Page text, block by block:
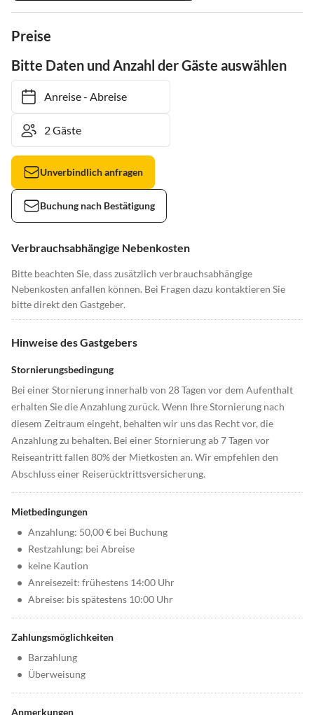
Preise
Bitte Daten und Anzahl der Gäste auswählen
Anreise- Abreise
Unverbindlich anfragen
Buchung nach Bestätigung
Verbrauchsabhängige Nebenkosten
Bitte beachten Sie, dass zusätzlich verbrauchsabhängige
Nebenkosten anfallen können. Bei Fragen dazu kontaktieren Sie
bitte direkt den Gastgeber.
Hinweise des Gastgebers
Stornierungsbedingung
Bei einer Stornierung innerhalb von 28 Tagen vor dem Aufenthalt
erhalten Sie die Anzahlung zurück. Wenn Ihre Stornierung nach
diesem Zeitraum eingeht, behalten wir uns das Recht vor, die
Anzahlung zu behalten. Bei einer Stornierung ab 7 Tagen vor
Reiseantritt fallen 80% der Mietkosten an. Wir empfehlen den
Abschluss einer Reiserücktrittsversicherung.
Mietbedingungen
• Anzahlung: 50,00 € bei Buchung
• Restzahlung: bei Abreise
• keine Kaution
• Anreisezeit: frühestens 14:00 Uhr
• Abreise: bis spätestens 10:00 Uhr
Zahlungsmöglichkeiten
• Barzahlung
• Überweisung
Anmerkungen